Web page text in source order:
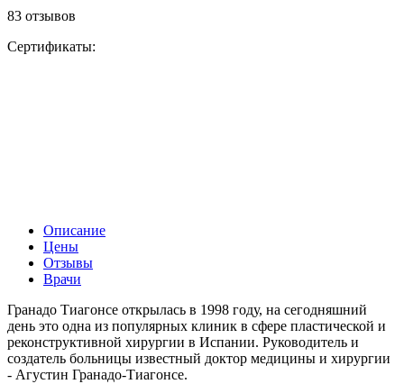
83 отзывов
Сертификаты:
Описание
Цены
Отзывы
Врачи
Гранадо Тиагонсе открылась в 1998 году, на сегодняшний
день это одна из популярных клиник в сфере пластической и
реконструктивной хирургии в Испании. Руководитель и
создатель больницы известный доктор медицины и хирургии
- Агустин Гранадо-Тиагонсе.